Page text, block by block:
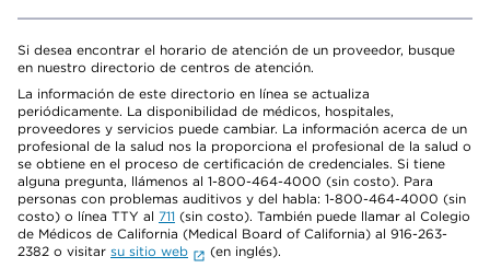
Si desea encontrar el horario de atención de un proveedor, busque
en nuestro directorio de centros de atención.
La información de este directorio en línea se actualiza
periódicamente. La disponibilidad de médicos, hospitales,
proveedores y servicios puede cambiar. La información acerca de un
profesional de la salud nos la proporciona el profesional de la salud o
se obtiene en el proceso de certificación de credenciales. Si tiene
alguna pregunta, llámenos al 1-800-464-4000 (sin costo). Para
personas con problemas auditivos y del habla: 1-800-464-4000 (sin
costo) o línea TTY al 711 (sin costo). También puede llamar al Colegio
de Médicos de California (Medical Board of California) al 916-263-
2382 o visitar su sitio web
(en inglés).